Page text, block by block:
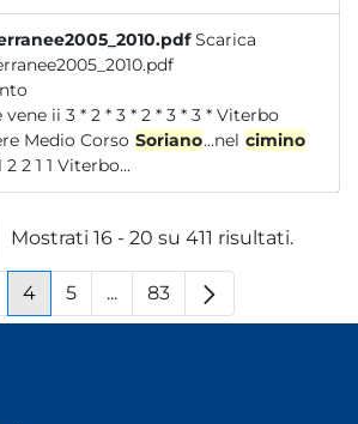
Scarica
3 * 2 * 3 * 3 * Viterbo
Medio Corso Soriano...nel cimino
Cicella 1 1 2 2 1 1 Viterbo...
Mostrati 16 - 20 su 411 risultati.
Pagina
4 Pagina
5 ...Pagine intermedie
Pagina
83